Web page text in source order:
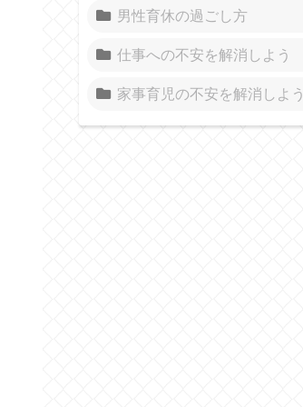
男性育休の過ごし方
仕事への不安を解消しよう
家事育児の不安を解消しよう